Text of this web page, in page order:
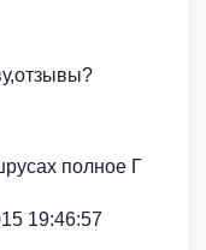
полное Г
19:46:57